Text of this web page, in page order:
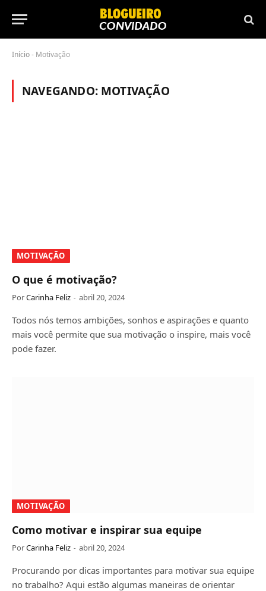
Início- Motivação
NAVEGANDO: MOTIVAÇÃO
MOTIVAÇÃO
O que é motivação?
PorCarinha Feliz abril 20, 2024
Todos nós temos ambições, sonhos e aspirações e quanto
mais você permite que sua motivação o inspire, mais você
pode fazer.
MOTIVAÇÃO
Como motivar e inspirar sua equipe
PorCarinha Feliz abril 20, 2024
Procurando por dicas importantes para motivar sua equipe
no trabalho? Aqui estão algumas maneiras de orientar